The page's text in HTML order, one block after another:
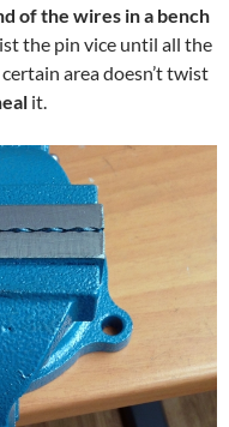
of the wires in a bench
the pin vice until all the
area doesn’t twist
it.